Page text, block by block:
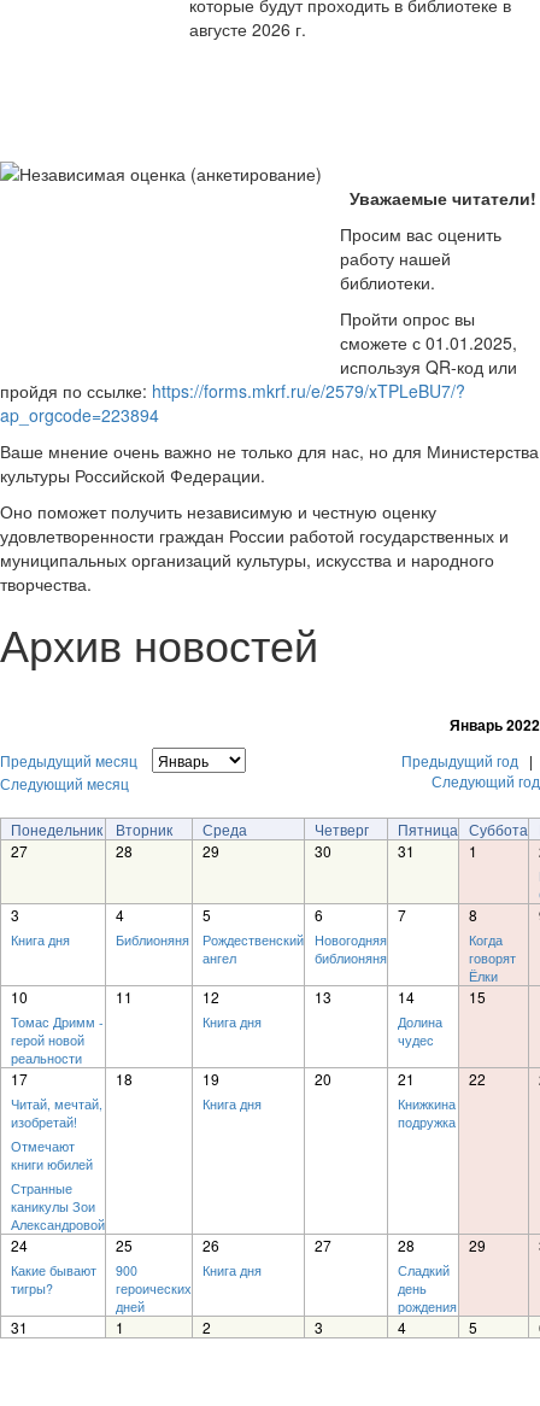
которые будут проходить в библиотеке в
августе 2026 г.
Уважаемые читатели!
Просим вас оценить
работу нашей
библиотеки.
Пройти опрос вы
сможете с 01.01.2025,
используя QR-код или
пройдя по ссылке: https://forms.mkrf.ru/e/2579/xTPLeBU7/?
ap_orgcode=223894
Ваше мнение очень важно не только для нас, но для Министерства
культуры Российской Федерации.
Оно поможет получить независимую и честную оценку
удовлетворенности граждан России работой государственных и
муниципальных организаций культуры, искусства и народного
творчества.
Архив новостей
Январь 2022
Предыдущий месяц
Следующий месяц
Предыдущий год |
Следующий год
Понедельник Вторник Среда Четверг Пятница Суббота
27
28 29 30 31 1
3
Книга дня
4
Библионяня
5
Рождественский
ангел
6
Новогодняя
библионяня
7 8
Когда
говорят
Ёлки
10
Томас Дримм -
герой новой
реальности
11 12
Книга дня
13 14
Долина
чудес
15
17
Читай, мечтай,
изобретай!
Отмечают
книги юбилей
Странные
каникулы Зои
Александровой
18 19
Книга дня
20 21
Книжкина
подружка
22
24
Какие бывают
тигры?
25
900
героических
дней
26
Книга дня
27 28
Сладкий
день
рождения
29
31 1 2 3 4 5